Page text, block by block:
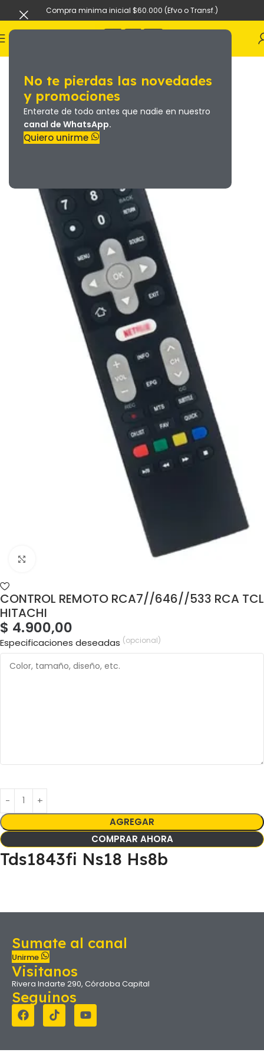
No te pierdas las novedades
y promociones
Enterate de todo antes que nadie en nuestro
canal de WhatsApp.
Quiero unirme
Compra minima inicial $60.000 (Efvo o Transf.)
CONTROL REMOTO RCA7//646//533 RCA TCL
HITACHI
$ 4.900,00
Especificaciones deseadas (opcional)
AGREGAR
COMPRAR AHORA
Tds1843fi Ns18 Hs8b
Sumate al canal
Unirme
Visitanos
Rivera Indarte 290, Córdoba Capital
Seguinos